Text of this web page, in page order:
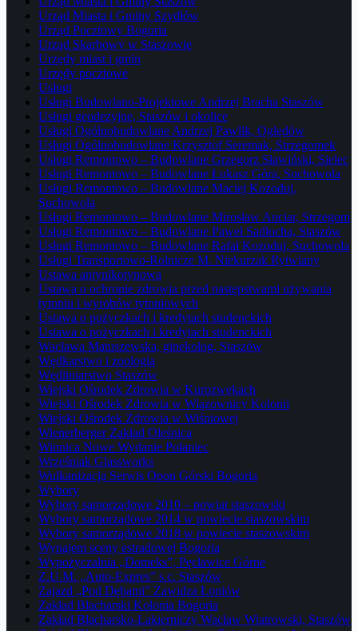
Urząd Miasta i Gminy Szydłów
Urząd Pocztowy Bogoria
Urząd Skarbowy w Staszowie
Urzędy miast i gmin
Urzędy pocztowe
Usługi
Usługi Budowlano-Projektowe Andrzej Bracha Staszów
Usługi geodezyjne, Staszów i okolice
Usługi Ogólnobudowlane Andrzej Pawlik, Oględów
Usługi Ogólnobudowlane Krzysztof Seremak, Strzegomek
Usługi Remontowo – Budowlane Grzegorz Sławiński, Sielec
Usługi Remontowo – Budowlane Łukasz Góra, Suchowola
Usługi Remontowo – Budowlane Maciej Kozoduj,
Suchowola
Usługi Remontowo – Budowlane Mirosław Anciar, Strzegom
Usługi Remontowo – Budowlane Paweł Sadłocha, Staszów
Usługi Remontowo – Budowlane Rafał Kozoduj, Suchowola
Usługi Transportowo-Rolnicze M. Niekurzak Rytwiany
Ustawa antynikotynowa
Ustawa o ochronie zdrowia przed następstwami używania
tytoniu i wyrobów tytoniowych
Ustawa o pożyczkach i kredytach studenckich
Ustawa o pożyczkach i kredytach studenckich
Wacława Matuszewska, ginekolog, Staszów
Wędkarstwo i zoologia
Wędliniarstwo Staszów
Wiejski Ośrodek Zdrowia w Kurozwękach
Wiejski Ośrodek Zdrowia w Wiązownicy Kolonii
Wiejski Ośrodek Zdrowia w Wiśniowej
Wienerberger Zakład Oleśnica
Winnica Nowe Wydanie Połaniec
Wrześniak Glassworks
Wulkanizacja Serwis Opon Górski Bogoria
Wybory
Wybory samorządowe 2010 – powiat staszowski
Wybory samorządowe 2014 w powiecie staszowskim
Wybory samorządowe 2018 w powiecie staszowskim
Wynajem sceny estradowej Bogoria
Wypożyczalnia „Domeks”, Pęcławice Górne
Z.U.M. „Auto-Expres” s.c. Staszów
Zajazd „Pod Dębami” Zawidza Łoniów
Zakład Blacharski Kolonia Bogoria
Zakład Blacharsko-Lakierniczy Wacław Wiatrowski, Staszów